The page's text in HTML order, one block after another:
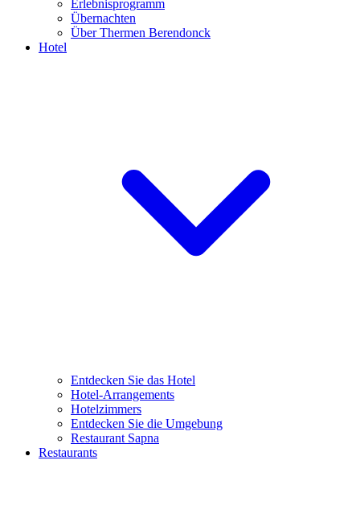
Erlebnisprogramm
Übernachten
Über Thermen Berendonck
Hotel
Entdecken Sie das Hotel
Hotel-Arrangements
Hotelzimmers
Entdecken Sie die Umgebung
Restaurant Sapna
Restaurants